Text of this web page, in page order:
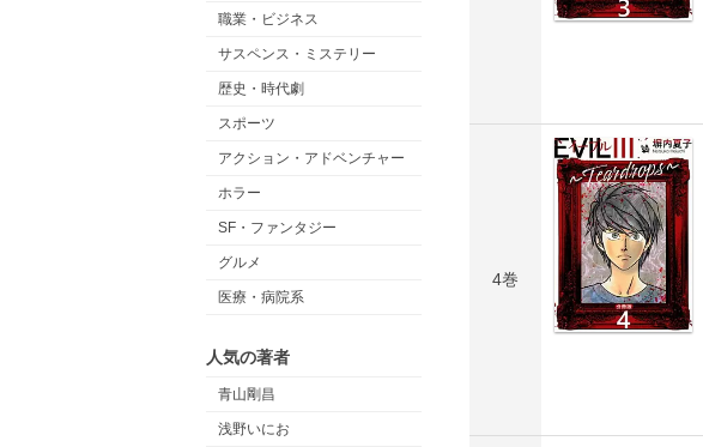
職業・ビジネス
サスペンス・ミステリー
歴史・時代劇
スポーツ
アクション・アドベンチャー
ホラー
SF・ファンタジー
グルメ
医療・病院系
人気の著者
青山剛昌
浅野いにお
4巻